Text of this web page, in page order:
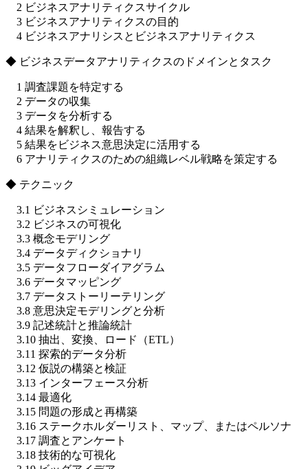
2 ビジネスアナリティクスサイクル
3 ビジネスアナリティクスの目的
4 ビジネスアナリシスとビジネスアナリティクス
◆ ビジネスデータアナリティクスのドメインとタスク
1 調査課題を特定する
2 データの収集
3 データを分析する
4 結果を解釈し、報告する
5 結果をビジネス意思決定に活用する
6 アナリティクスのための組織レベル戦略を策定する
◆ テクニック
3.1 ビジネスシミュレーション
3.2 ビジネスの可視化
3.3 概念モデリング
3.4 データディクショナリ
3.5 データフローダイアグラム
3.6 データマッピング
3.7 データストーリーテリング
3.8 意思決定モデリングと分析
3.9 記述統計と推論統計
3.10 抽出、変換、ロード（ETL）
3.11 探索的データ分析
3.12 仮説の構築と検証
3.13 インターフェース分析
3.14 最適化
3.15 問題の形成と再構築
3.16 ステークホルダーリスト、マップ、またはペルソナ
3.17 調査とアンケート
3.18 技術的な可視化